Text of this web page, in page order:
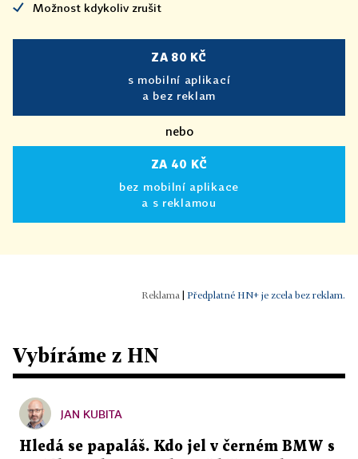
Možnost kdykoliv zrušit
ZA 80 KČ
s mobilní aplikací
a bez reklam
nebo
ZA 40 KČ
bez mobilní aplikace
a s reklamou
Předplatné HN+ je zcela bez reklam.
Vybíráme z HN
JAN KUBITA
Hledá se papaláš. Kdo jel v černém BMW s